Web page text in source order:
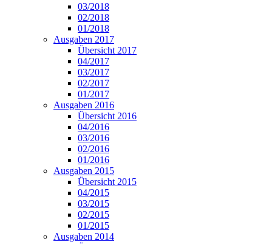
03/2018
02/2018
01/2018
Ausgaben 2017
Übersicht 2017
04/2017
03/2017
02/2017
01/2017
Ausgaben 2016
Übersicht 2016
04/2016
03/2016
02/2016
01/2016
Ausgaben 2015
Übersicht 2015
04/2015
03/2015
02/2015
01/2015
Ausgaben 2014